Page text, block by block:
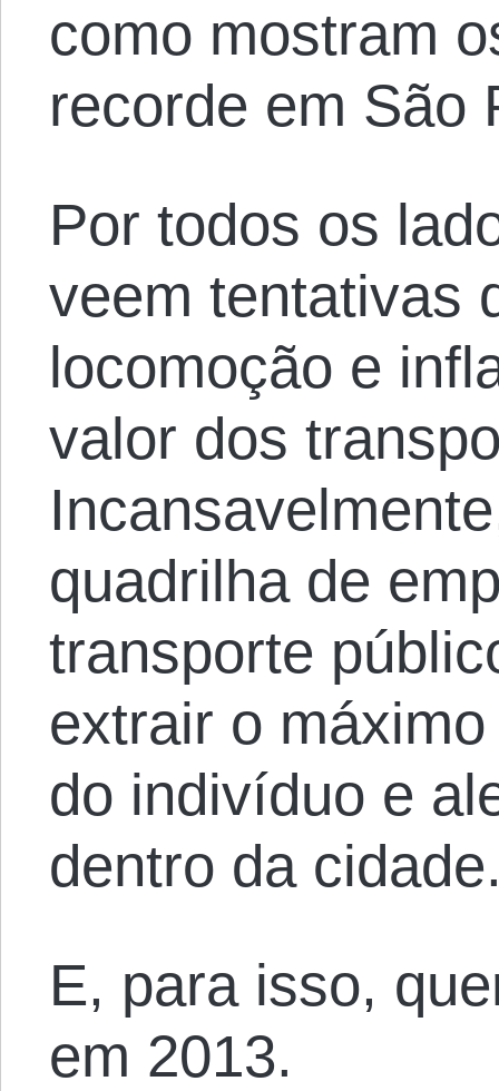
como mostram
recorde em São
Por todos os
veem tentativas
locomoção e
valor dos
quadrilha de
transporte
extrair o
do indivíduo e
dentro da
E, para isso,
em 2013.